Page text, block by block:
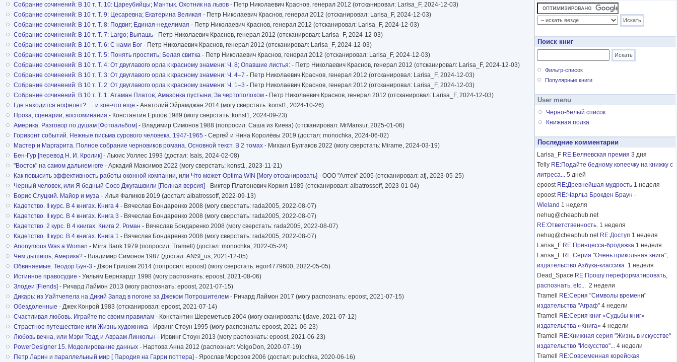
Собрание сочинений: В 10 т. Т. 10: Цареубийцы; Мантык. Охотник на львов - Петр Николаевич Краснов, генерал 2012 (отсканировал: Larisa_F, 2024-12-03)
Собрание сочинений: В 10 т. Т. 9: Цесаревна; Екатерина Великая - Петр Николаевич Краснов, генерал 2012 (отсканировал: Larisa_F, 2024-12-03)
Собрание сочинений: В 10 т. Т. 8: Подвиг; Единая-неделимая - Петр Николаевич Краснов, генерал 2012 (отсканировал: Larisa_F, 2024-12-03)
Собрание сочинений: В 10 т. Т. 7: Largo; Выпашь - Петр Николаевич Краснов, генерал 2012 (отсканировал: Larisa_F, 2024-12-03)
Собрание сочинений: В 10 т. Т. 6: С нами Бог - Петр Николаевич Краснов, генерал 2012 (отсканировал: Larisa_F, 2024-12-03)
Собрание сочинений: В 10 т. Т. 5: Понять простить; Белая свитка - Петр Николаевич Краснов, генерал 2012 (отсканировал: Larisa_F, 2024-12-03)
Собрание сочинений: В 10 т. Т. 4: От двуглавого орла к красному знамени: Ч. 8; Опавшие листья: - Петр Николаевич Краснов, генерал 2012 (отсканировал: Larisa_F, 2024-12-03)
Собрание сочинений: В 10 т. Т. 3: От двуглавого орла к красному знамени: Ч. 4–7 - Петр Николаевич Краснов, генерал 2012 (отсканировал: Larisa_F, 2024-12-03)
Собрание сочинений: В 10 т. Т. 2: От двуглавого орла к красному знамени: Ч. 1–3 - Петр Николаевич Краснов, генерал 2012 (отсканировал: Larisa_F, 2024-12-03)
Собрание сочинений: В 10 т. Т. 1: Атаман Платов; Амазонка пустыни; За чертополохом - Петр Николаевич Краснов, генерал 2012 (отсканировал: Larisa_F, 2024-12-03)
Где находится нофелет? … и кое-что еще - Анатолий Эйрамджан 2014 (могу сверстать: konst1, 2024-10-26)
Проза, сценарии, воспоминания - Константин Ершов 1989 (могу сверстать: konst1, 2024-09-23)
Америка. Разговор по душам [Фотоальбом] - Владимир Симонов 1988 (попросил: Саша из Киева) (отсканировал: MrMansur, 2025-01-06)
Горизонт событий. Нежные письма сурового человека. 1947-1965 - Сергей и Нина Королёвы 2019 (достал: monochka, 2024-06-02)
Мастер и Маргарита. Полное собрание черновиков романа. Основной текст. В 2 томах - Михаил Булгаков 2022 (могу сверстать: Mirame, 2024-03-19)
Бен-Гур [перевод Н. И. Кролик] - Льюис Уоллес 1993 (достал: Isais, 2024-02-08)
"Восток" на самом дальнем юге - Аркадий Максимов 2022 (могу сверстать: konst1, 2023-11-21)
Как повысить эффективность работы оконной компании, или Что может Optima WIN [Могу отсканировать] - ООО "Алтек" 2005 (отсканировал: afj, 2023-05-25)
Черный человек, или Я бедный Сосо Джугашвили [Полная версия] - Виктор Платонович Коркия 1989 (отсканировал: albatrossoff, 2023-01-04)
Борис Слуцкий. Майор и муза - Илья Фаликов 2019 (достал: albatrossoff, 2022-09-13)
Кадетство. II курс. В 4 книгах. Книга 4 - Вячеслав Бондаренко 2008 (могу сверстать: rada2005, 2022-08-07)
Кадетство. II курс. В 4 книгах. Книга 3 - Вячеслав Бондаренко 2008 (могу сверстать: rada2005, 2022-08-07)
Кадетство. 2 курс. В 4 книгах. Книга 2. Роман - Вячеслав Бондаренко 2008 (могу сверстать: rada2005, 2022-08-07)
Кадетство. II курс. В 4 книгах. Книга 1 - Вячеслав Бондаренко 2008 (могу сверстать: rada2005, 2022-08-07)
Anonymous Was a Woman - Mirra Bank 1979 (попросил: Tramell) (достал: monochka, 2022-05-24)
Чем дышишь, Америка? - Владимир Симонов 1987 (достал: ANSI_us, 2021-12-05)
Обвиняемые. Теодор Бун-3 - Джон Гришэм 2014 (попросил: epoost) (могу сверстать: egor4779600, 2022-05-05)
Истинное правосудие - Уильям Бернхардт 1998 (могу распознать: epoost, 2021-08-06)
Злодеи [Fiends] - Ричард Лаймон 2013 (могу распознать: epoost, 2021-07-15)
Дикарь: из Уайтчепела на Дикий Запад в погоне за Джеком Потрошителем - Ричард Лаймон 2017 (могу распознать: epoost, 2021-07-15)
Обездоленные - Джек Конрой 1983 (отсканировал: epoost, 2021-07-14)
Счастливая любовь. Играйте по своим правилам - Константин Шереметьев 2004 (могу сканировать: tjdave, 2021-07-12)
Страстное путешествие или Жизнь художника - Ирвинг Стоун 1995 (могу распознать: epoost, 2021-06-23)
Любовь вечна, или Мэри Тодд и Авраам Линкольн - Ирвинг Стоун 2013 (могу распознать: epoost, 2021-06-23)
PowerDesigner 15. Моделирование данных - Нартова Анна 2012 (распознал: VolgoDon, 2020-07-19)
Петр Ларин и параллельный мир [ Пародия на Гарри поттера] - Ярослав Морозов 2006 (достал: pulochka, 2020-06-16)
Поиск книг
Фильтр-список
Популярные книги
User menu
Чёрно-белый список
Книжная полка
Последние комментарии
Larisa_F RE:Беляевская премия 3 дня
Telly RE:Подайте бедному копеечку на книжку с
литреса... 5 дней
epoost RE:Древнейшая мудрость 1 неделя
epoost RE:Чарльз Брокден Браун -
Wieland 1 неделя
nehug@cheaphub.net
RE:Ответственность. 1 неделя
nehug@cheaphub.net RE:Доступ 1 неделя
Larisa_F RE:Принцесса-бродяжка 1 неделя
Larisa_F RE:Серия "Очень прикольная книга",
издательство Азбука-классика 1 неделя
Dead_Space RE:Прошу переформатировать,
распознать, etc... 2 недели
Tramell
RE:Серия "Символы времени"
издательства "Аграф" 4 недели
Tramell
RE:Серия книг «Судьбы книг»
издательства «Книга» 4 недели
Tramell
RE:Книжная серия "Жизнь в искусстве"
издательство "Искусство"... 4 недели
Tramell
RE:Современная корейская